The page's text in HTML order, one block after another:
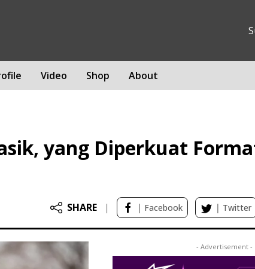
Video Shop About
yang Diperkuat
SHARE | | Facebook | Twitter
- Advertisement -